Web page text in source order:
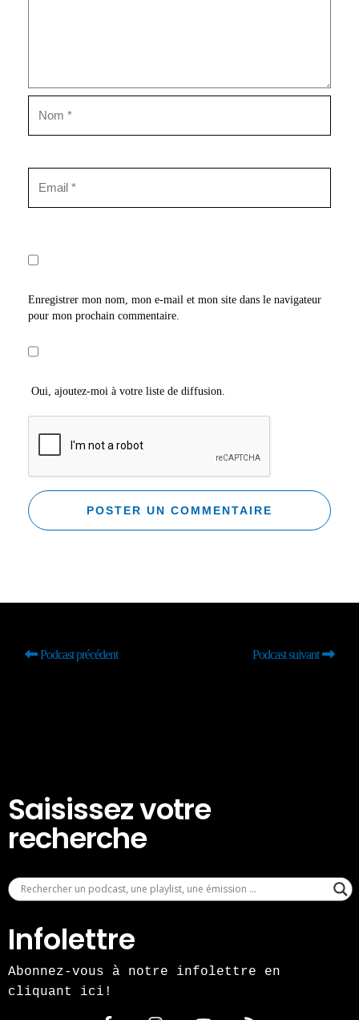
Enregistrer mon nom, mon e-mail et mon site dans le navigateur
pour mon prochain commentaire.
Oui, ajoutez-moi à votre liste de diffusion.
Podcast précédent Podcast suivant
Saisissez votre
recherche
Infolettre
Abonnez-vous à notre infolettre en
cliquant ici!